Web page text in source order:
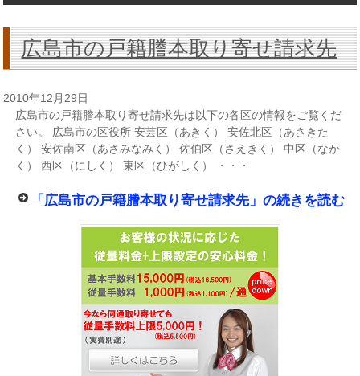
広島市の戸籍謄本取り寄せ請求先
2010年12月29日
広島市の戸籍謄本取り寄せ請求先は以下の各区の情報をご覧くだ
さい。 広島市の区役所 安芸区（あきく） 安佐北区（あさきた
く） 安佐南区（あさみなみく） 佐伯区（さえきく） 中区（なか
く） 西区（にしく） 東区（ひがしく） ・・・
「広島市の戸籍謄本取り寄せ請求先」の続きを読む